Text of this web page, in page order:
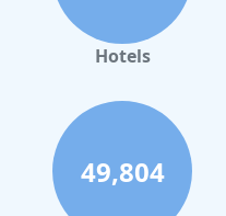
kleinerer Beschwerden
dass dasHotel Alpina
den
ihres Aufenthalts priorisiert.
Zusammenfassend lässt sich
ausgewogene Mischung
hochwertigem Service
Reisende ist, die sowohl
suchen.
Hotels
49,804